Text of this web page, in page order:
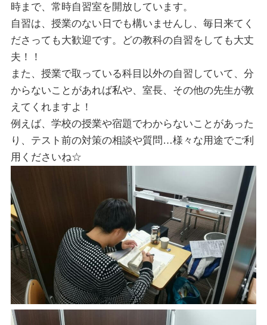
時まで、常時自習室を開放しています。
自習は、授業のない日でも構いませんし、毎日来てく
ださっても大歓迎です。どの教科の自習をしても大丈
夫！！
また、授業で取っている科目以外の自習していて、分
からないことがあれば私や、室長、その他の先生が教
えてくれますよ！
例えば、学校の授業や宿題でわからないことがあった
り、テスト前の対策の相談や質問…様々な用途でご利
用くださいね☆